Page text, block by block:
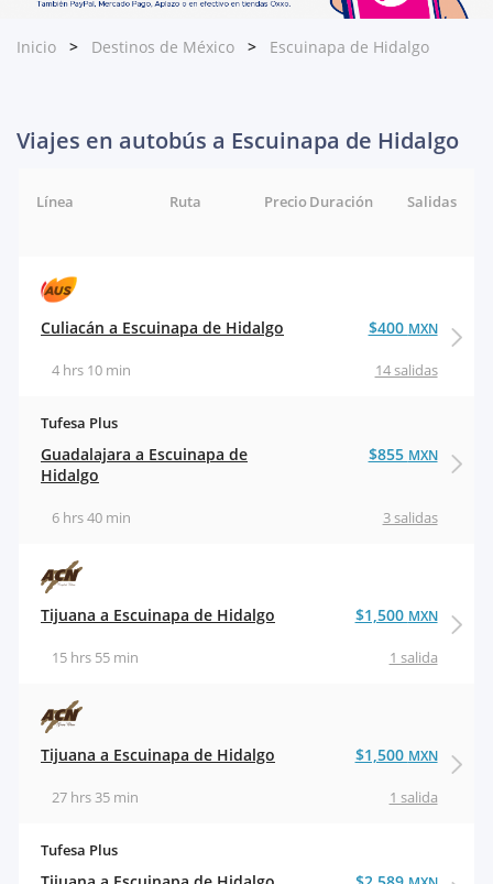
Inicio Destinos de México Escuinapa de Hidalgo
Viajes en autobús a Escuinapa de Hidalgo
Línea Ruta Salidas
Duración
Precio
Culiacán a Escuinapa de Hidalgo
14 salidas
4 hrs 10 min
$400 MXN
Tufesa Plus
Guadalajara a Escuinapa de
Hidalgo
3 salidas
6 hrs 40 min
$855 MXN
Tijuana a Escuinapa de Hidalgo
1 salida
15 hrs 55 min
$1,500 MXN
Tijuana a Escuinapa de Hidalgo
1 salida
27 hrs 35 min
$1,500 MXN
Tufesa Plus